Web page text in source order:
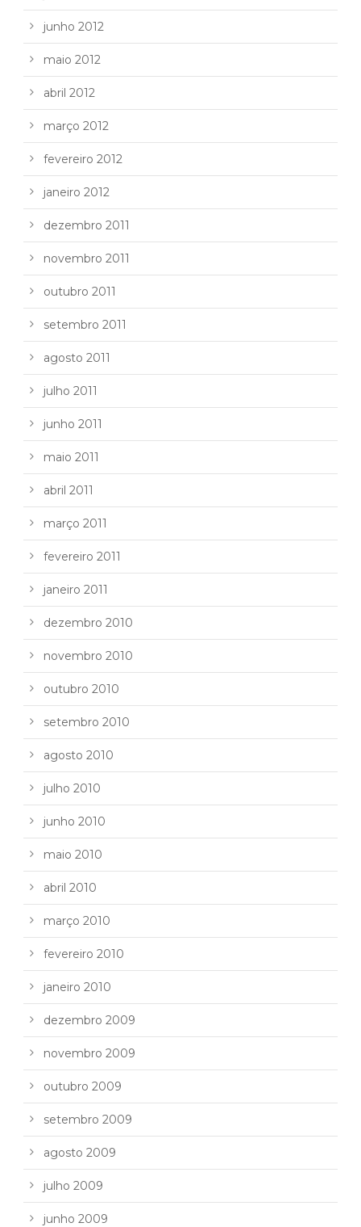
junho 2012
maio 2012
abril 2012
março 2012
fevereiro 2012
janeiro 2012
dezembro 2011
novembro 2011
outubro 2011
setembro 2011
agosto 2011
julho 2011
junho 2011
maio 2011
abril 2011
março 2011
fevereiro 2011
janeiro 2011
dezembro 2010
novembro 2010
outubro 2010
setembro 2010
agosto 2010
julho 2010
junho 2010
maio 2010
abril 2010
março 2010
fevereiro 2010
janeiro 2010
dezembro 2009
novembro 2009
outubro 2009
setembro 2009
agosto 2009
julho 2009
junho 2009